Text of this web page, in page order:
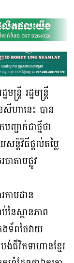
រី រដ្ឋមន្ត្រី
ហានេះ បាន
ជាក់ជាថ្មីថា
ន្តិវិធីផ្តល់តម្លៃ
ាតាមផ្លូវ
ាមដាន
នៃស្ថានភាព
ងទ័ពថៃវាយ
ជីវិតទាហានខ្មែរ